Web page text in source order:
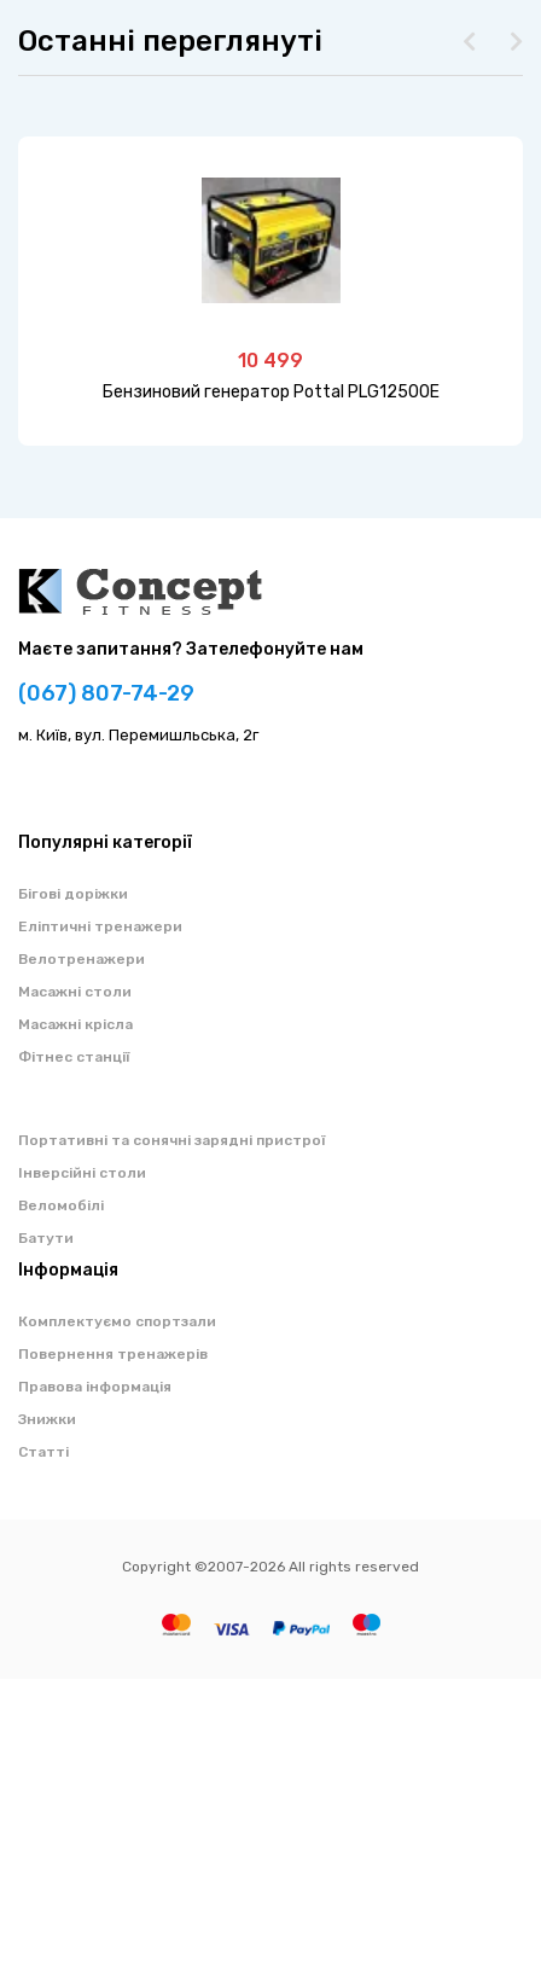
Останні переглянуті
10 499
Бензиновий генератор Pottal PLG12500E
Маєте запитання? Зателефонуйте нам
(067) 807-74-29
м. Київ, вул. Перемишльська, 2г
Популярні категорії
Бігові доріжки
Еліптичні тренажери
Велотренажери
Масажні столи
Масажні крісла
Фітнес станції
Портативні та сонячні зарядні пристрої
Інверсійні столи
Веломобілі
Батути
Інформація
Комплектуємо спортзали
Повернення тренажерів
Правова інформація
Знижки
Статті
Copyright ©2007-2026 All rights reserved